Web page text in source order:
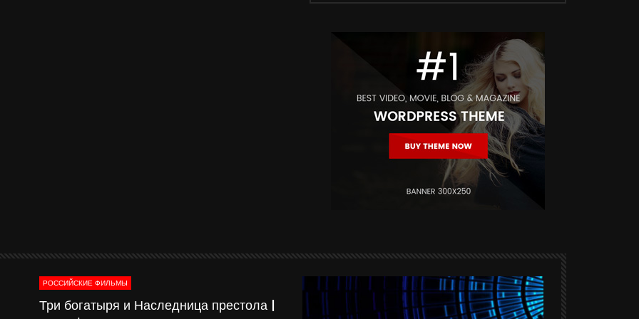
РОССИЙСКИЕ ФИЛЬМЫ
Три богатыря и Наследница престола |